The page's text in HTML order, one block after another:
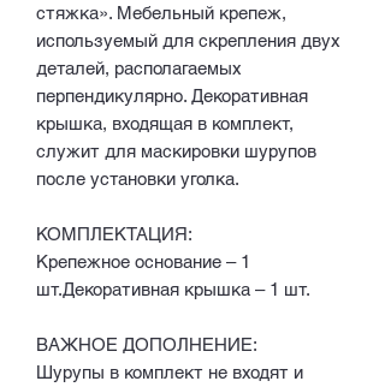
стяжка». Мебельный крепеж,
используемый для скрепления двух
деталей, располагаемых
перпендикулярно. Декоративная
крышка, входящая в комплект,
служит для маскировки шурупов
после установки уголка.
КОМПЛЕКТАЦИЯ:
Крепежное основание – 1
шт.Декоративная крышка – 1 шт.
ВАЖНОЕ ДОПОЛНЕНИЕ:
Шурупы в комплект не входят и